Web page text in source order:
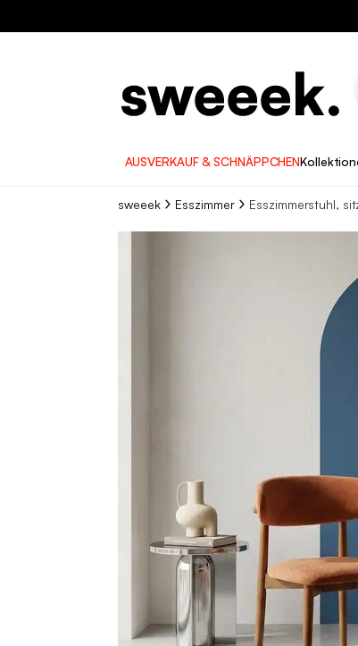
AUSVERKAUF & SCHNÄPPCHEN
sweeek Esszimmer Esszimmerstuhl,